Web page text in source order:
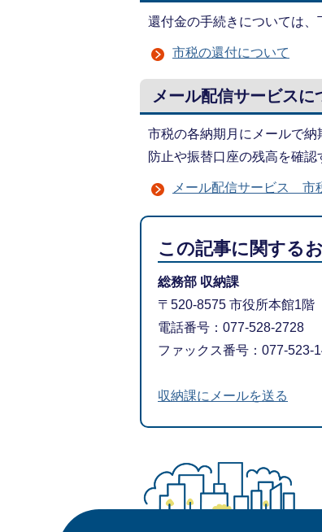
還付金の手続きについては、
市税の還付について
メール配信サービスに
市税の各納期月にメールで
防止や振替口座の残高を確認
メール配信サービス 市
この記事に関する
総務部 収納課
〒520-8575 市役所本館1階
電話番号：077-528-2728
ファックス番号：077-523-
収納課にメールを送る